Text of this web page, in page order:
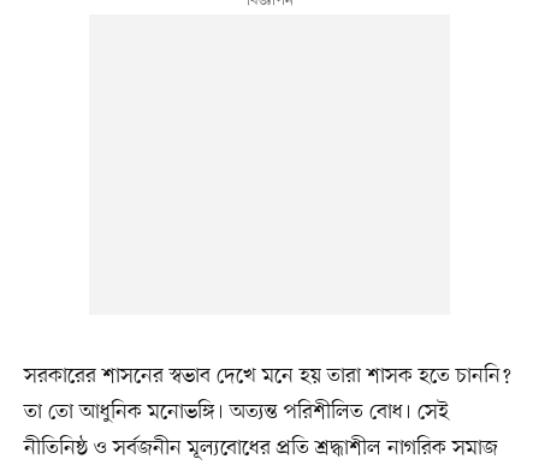
সরকারের শাসনের স্বভাব দেখে মনে হয় তারা শাসক হতে চাননি?
তা তো আধুনিক মনোভঙ্গি। অত্যন্ত পরিশীলিত বোধ। সেই
নীতিনিষ্ঠ ও সর্বজনীন মূল্যবোধের প্রতি শ্রদ্ধাশীল নাগরিক সমাজ